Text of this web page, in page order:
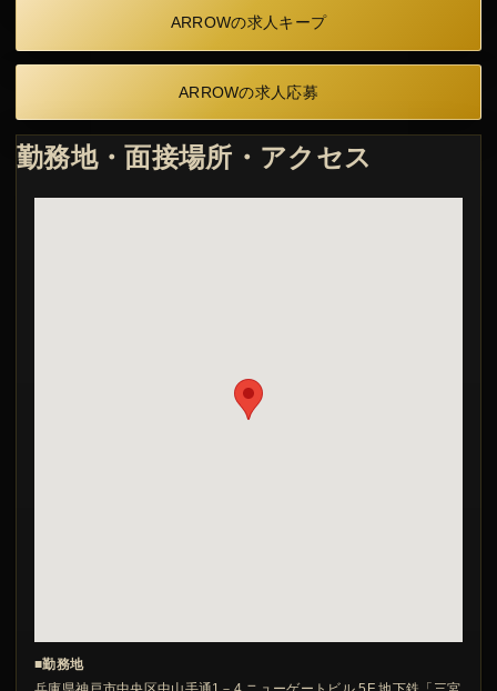
ARROWの求人キープ
ARROWの求人応募
勤務地・面接場所・アクセス
■勤務地